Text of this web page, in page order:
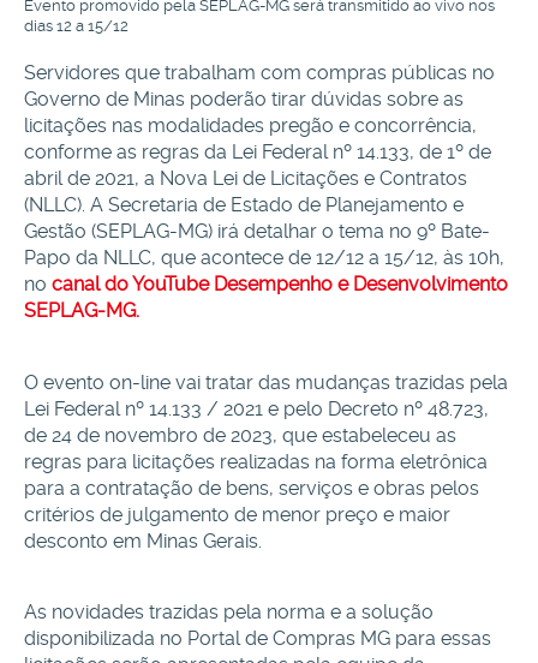
Evento promovido pela SEPLAG-MG será transmitido ao vivo nos
dias 12 a 15/12
Servidores que trabalham com compras públicas no
Governo de Minas poderão tirar dúvidas sobre as
licitações nas modalidades pregão e concorrência,
conforme as regras da Lei Federal nº 14.133, de 1º de
abril de 2021, a Nova Lei de Licitações e Contratos
(NLLC). A Secretaria de Estado de Planejamento e
Gestão (SEPLAG-MG) irá detalhar o tema no 9º Bate-
Papo da NLLC, que acontece de 12/12 a 15/12, às 10h,
no canal do YouTube Desempenho e Desenvolvimento
SEPLAG-MG.
O evento on-line vai tratar das mudanças trazidas pela
Lei Federal nº 14.133 / 2021 e pelo Decreto nº 48.723,
de 24 de novembro de 2023, que estabeleceu as
regras para licitações realizadas na forma eletrônica
para a contratação de bens, serviços e obras pelos
critérios de julgamento de menor preço e maior
desconto em Minas Gerais.
As novidades trazidas pela norma e a solução
disponibilizada no Portal de Compras MG para essas